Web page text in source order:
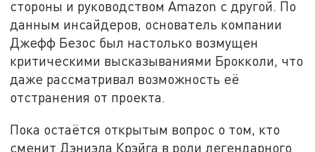
стороны и руководством Amazon с другой. По
данным инсайдеров, основатель компании
Джефф Безос был настолько возмущен
критическими высказываниями Брокколи, что
даже рассматривал возможность её
отстранения от проекта.
Пока остаётся открытым вопрос о том, кто
сменит Дэниэла Крэйга в роли легендарного